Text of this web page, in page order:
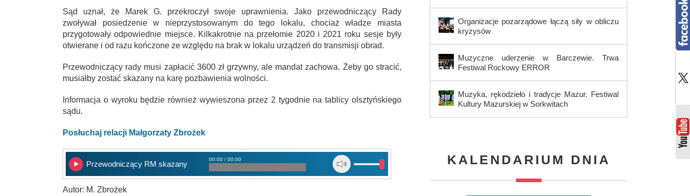
Sąd uznał, że Marek G. przekroczył swoje uprawnienia. Jako przewodniczący Rady
zwoływał posiedzenie w nieprzystosowanym do tego lokalu, chociaż władze miasta
przygotowały odpowiednie miejsce. Kilkakrotnie na przełomie 2020 i 2021 roku sesje były
otwierane i od razu kończone ze względu na brak w lokalu urządzeń do transmisji obrad.
Przewodniczący rady musi zapłacić 3600 zł grzywny, ale mandat zachowa. Żeby go stracić,
musiałby zostać skazany na karę pozbawienia wolności.
Informacja o wyroku będzie również wywieszona przez 2 tygodnie na tablicy olsztyńskiego
sądu.
Posłuchaj relacji Małgorzaty Zbrożek
Przewodniczący RM skazany
00:00 / 00:00
Autor: M. Zbrożek
Organizacje pozarządowe łączą siły w obliczu
kryzysów
Muzyczne uderzenie w Barczewie. Trwa
Festiwal Rockowy ERROR
Muzyka, rękodzieło i tradycje Mazur. Festiwal
Kultury Mazurskiej w Sorkwitach
KALENDARIUM DNIA